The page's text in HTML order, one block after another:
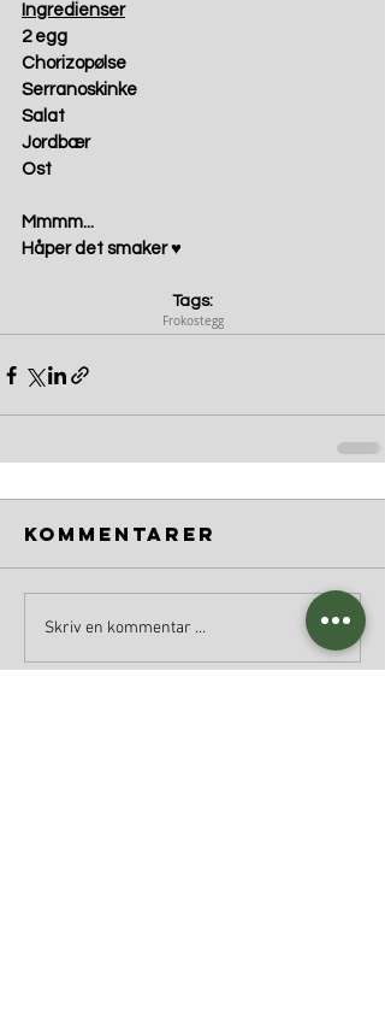
Ingredienser
2 egg
Chorizopølse
Serranoskinke
Salat
Jordbær
Ost
Mmmm...
Håper det smaker ♥
Tags:
Frokostegg
Kommentarer
Skriv en kommentar …